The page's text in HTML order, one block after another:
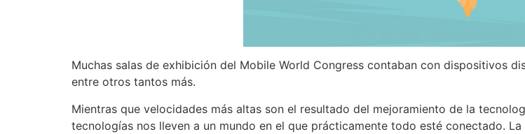
Muchas salas de exhibición del Mobile World Congress contaban con dispositivos
entre otros tantos más.
Mientras que velocidades más altas son el resultado del mejoramiento de la
tecnologías nos lleven a un mundo en el que prácticamente todo esté conectado.